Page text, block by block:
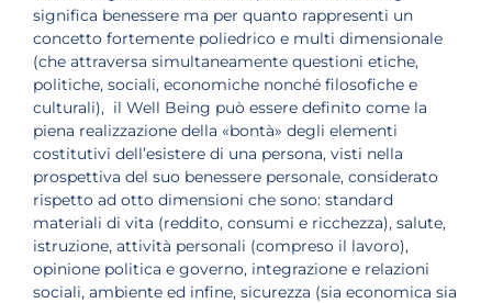
significa benessere ma per quanto rappresenti un
concetto fortemente poliedrico e multi dimensionale
(che attraversa simultaneamente questioni etiche,
politiche, sociali, economiche nonché filosofiche e
culturali), il Well Being può essere definito come la
piena realizzazione della «bontà» degli elementi
costitutivi dell’esistere di una persona, visti nella
prospettiva del suo benessere personale, considerato
rispetto ad otto dimensioni che sono: standard
materiali di vita (reddito, consumi e ricchezza), salute,
istruzione, attività personali (compreso il lavoro),
opinione politica e governo, integrazione e relazioni
sociali, ambiente ed infine, sicurezza (sia economica sia